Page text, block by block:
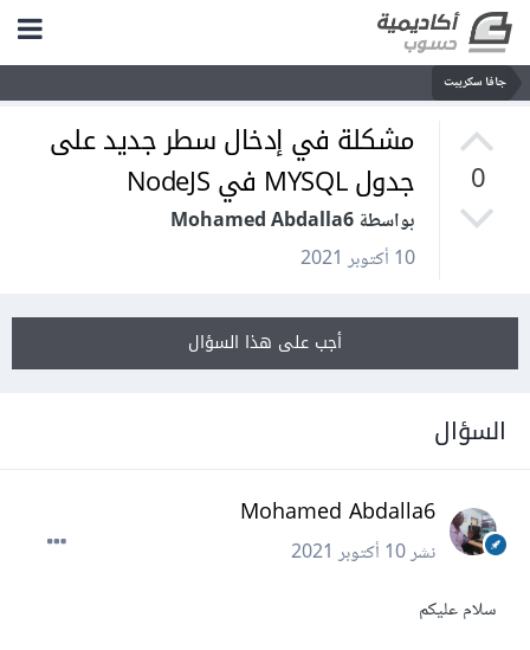
جافا سكريبت
0
مشكلة في إدخال سطر جديد على
جدول MYSQL في NodeJS
بواسطة Mohamed Abdalla6
10 أكتوبر 2021
أجب على هذا السؤال
السؤال
Mohamed Abdalla6
نشر10 أكتوبر 2021
سلام عليكم